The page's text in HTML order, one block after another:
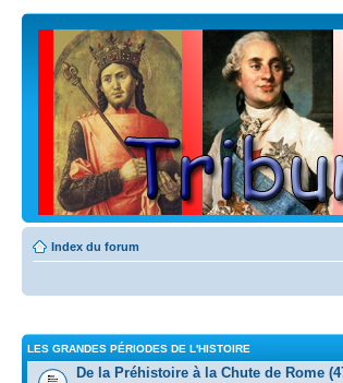
Index du forum
LES GRANDES PÉRIODES DE L'HISTOIRE
De la Préhistoire à la Chute de Rome